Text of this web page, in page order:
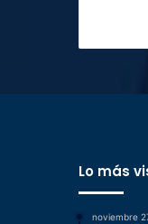
Lo más
noviembre